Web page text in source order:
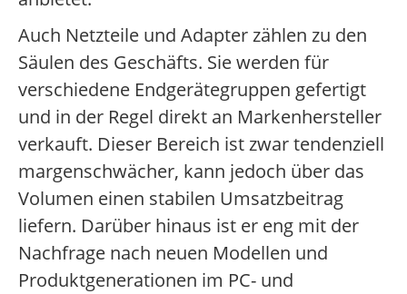
Auch Netzteile und Adapter zählen zu den
Säulen des Geschäfts. Sie werden für
verschiedene Endgerätegruppen gefertigt
und in der Regel direkt an Markenhersteller
verkauft. Dieser Bereich ist zwar tendenziell
margenschwächer, kann jedoch über das
Volumen einen stabilen Umsatzbeitrag
liefern. Darüber hinaus ist er eng mit der
Nachfrage nach neuen Modellen und
Produktgenerationen im PC- und